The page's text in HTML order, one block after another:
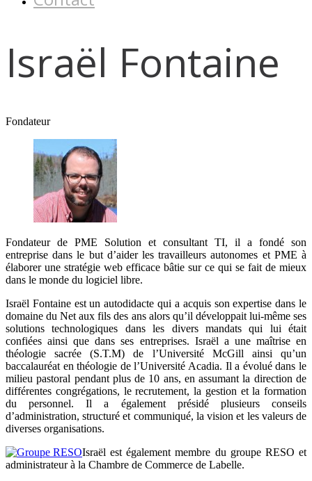
Israël Fontaine
Fondateur
Fondateur de PME Solution et consultant TI, il a fondé son
entreprise dans le but d’aider les travailleurs autonomes et PME à
élaborer une stratégie web efficace bâtie sur ce qui se fait de mieux
dans le monde du logiciel libre.
Israël Fontaine est un autodidacte qui a acquis son expertise dans le
domaine du Net aux fils des ans alors qu’il développait lui-même ses
solutions technologiques dans les divers mandats qui lui était
confiées ainsi que dans ses entreprises. Israël a une maîtrise en
théologie sacrée (S.T.M) de l’Université McGill ainsi qu’un
baccalauréat en théologie de l’Université Acadia. Il a évolué dans le
milieu pastoral pendant plus de 10 ans, en assumant la direction de
différentes congrégations, le recrutement, la gestion et la formation
du personnel. Il a également présidé plusieurs conseils
d’administration, structuré et communiqué, la vision et les valeurs de
diverses organisations.
Israël est également membre du groupe RESO et
administrateur à la Chambre de Commerce de Labelle.